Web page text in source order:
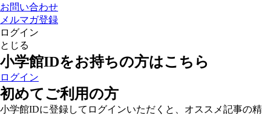
お問い合わせ
メルマガ登録
ログイン
とじる
小学館IDをお持ちの方はこちら
ログイン
初めてご利用の方
小学館IDに登録してログインいただくと、オススメ記事の精